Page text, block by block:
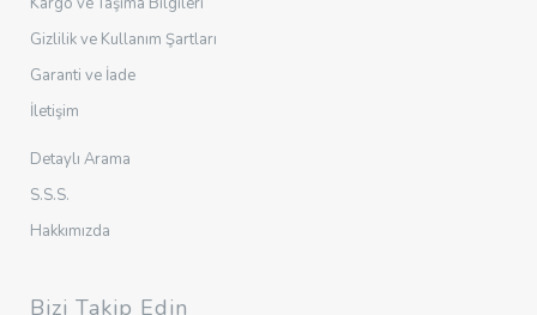
Gizlilik ve Kullanım Şartları
Garanti ve İade
İletişim
Detaylı Arama
S.S.S.
Hakkımızda
Bizi Takip Edin